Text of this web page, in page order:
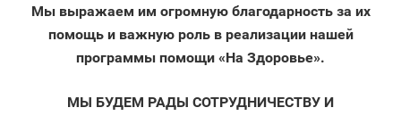
Мы выражаем им огромную благодарность за их
помощь и важную роль в реализации нашей
программы помощи «На Здоровье»‎.
МЫ БУДЕМ РАДЫ СОТРУДНИЧЕСТВУ И